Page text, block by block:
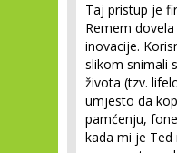
Taj pristup je
Remem
inovacije.
slikom snimali
života (tzv.
umjesto da
pamćenju,
kada mi je Ted